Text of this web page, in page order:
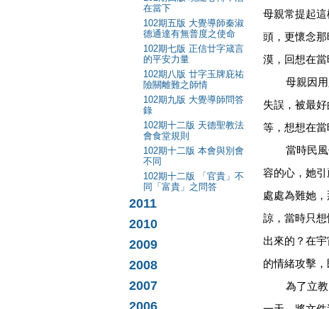
在當下
102期五版 大覺導師秦淑
德通達有無普度之使命
102期七版 正信廿字箴言
的平安力量
102期八版 廿字玉牌庇祐
險關離難之師情
102期九版 大覺導師問答
錄
102期十二版 天德聖教法
會食堂規則
102期十二版 本會與別會
不同
102期十二版 「官貴」不
同「富貴」之問答
2011
2010
2009
2008
2007
2006
母親常提起
頭，更懷念
漠，回想在
母親因用人
失誤，被最
等，想想在
當時民風保
容的心，她
處處為難她
諒，當時只
出來的？在
的情緒攻擊，
為了立教，